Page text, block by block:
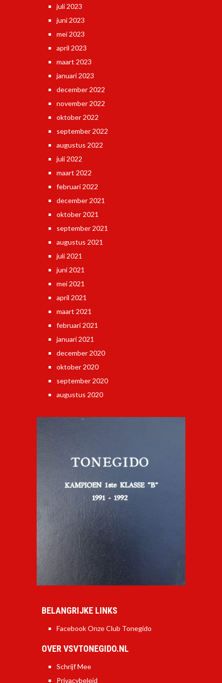
juli 2023
juni 2023
mei 2023
april 2023
maart 2023
januari 2023
december 2022
november 2022
oktober 2022
september 2022
augustus 2022
juli 2022
maart 2022
februari 2022
december 2021
oktober 2021
september 2021
augustus 2021
juli 2021
juni 2021
mei 2021
april 2021
maart 2021
februari 2021
januari 2021
december 2020
oktober 2020
september 2020
augustus 2020
BELANGRIJKE LINKS
Facebook Onze Club Tonegido
OVER VSVTONEGIDO.NL
Schrijf Mee
Privacybeleid